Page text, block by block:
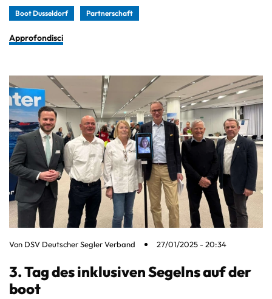
Boot Dusseldorf Partnerschaft
Approfondisci
Von DSV Deutscher Segler Verband 27/01/2025 - 20:34
3. Tag des inklusiven Segelns auf der
boot